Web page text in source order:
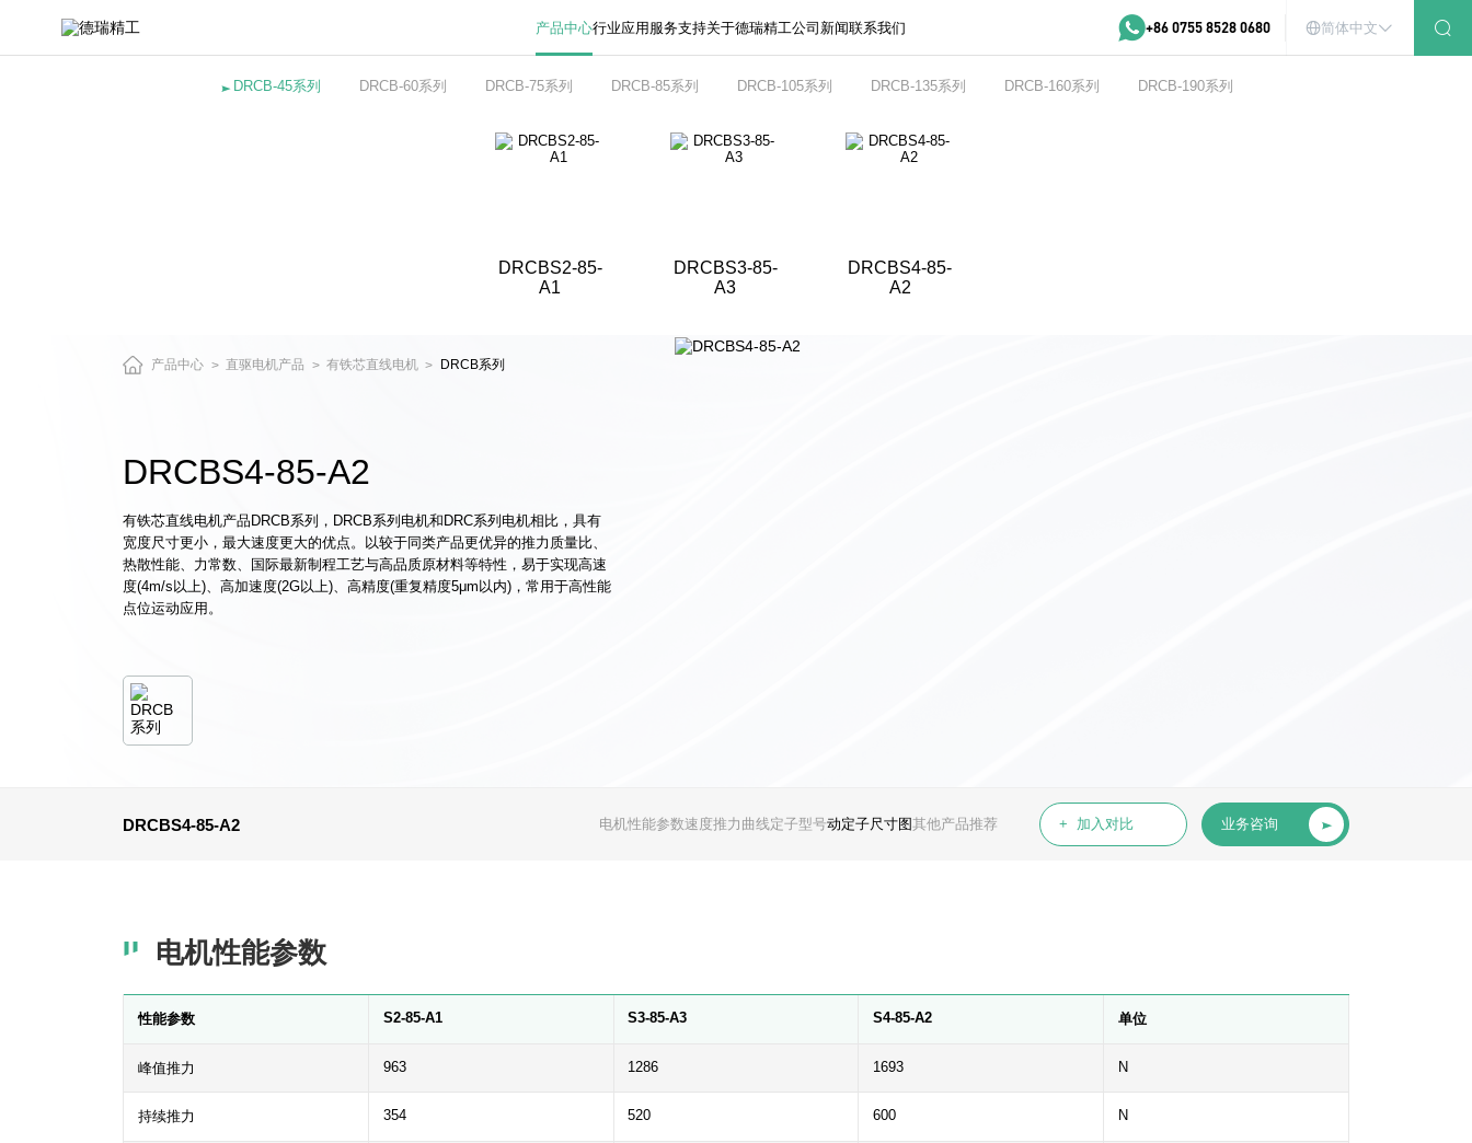
A2
产品中心行业应用服务支持关于德瑞精工公司新闻联系我们 +86 0755 8528 0680 简体中文
DRCB-45系列 DRCB-60系列 DRCB-75系列 DRCB-85系列 DRCB-105系列 DRCB-135系列 DRCB-160系列 DRCB-190系列
DRCBS2-85-
A1
DRCBS3-85-
A3
DRCBS4-85-
A2
产品中心 > 直驱电机产品 > 有铁芯直线电机 > DRCB系列
DRCBS4-85-A2
有铁芯直线电机产品DRCB系列，DRCB系列电机和DRC系列电机相比，具有
宽度尺寸更小，最大速度更大的优点。以较于同类产品更优异的推力质量比、
热散性能、力常数、国际最新制程工艺与高品质原材料等特性，易于实现高速
度(4m/s以上)、高加速度(2G以上)、高精度(重复精度5μm以内)，常用于高性能
点位运动应用。
DRCBS4-85-A2 电机性能参数速度推力曲线定子型号动定子尺寸图其他产品推荐 + 加入对比 业务咨询
电机性能参数
性能参数 S2-85-A1 S3-85-A3 S4-85-A2 单位
峰值推力 963 1286 1693 N
持续推力 354 520 600 N